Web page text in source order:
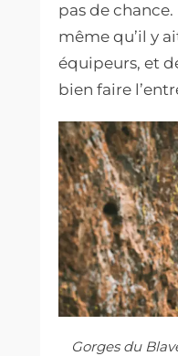
pas de chance.
même qu’il y
équipeurs, et
bien faire
Gorges du